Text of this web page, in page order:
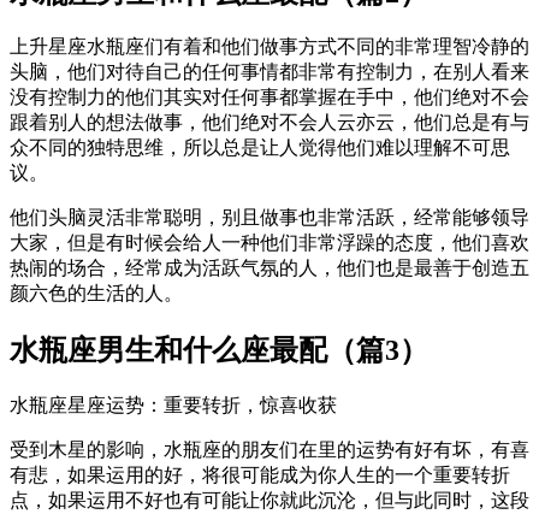
上升星座水瓶座们有着和他们做事方式不同的非常理智冷静的
头脑，他们对待自己的任何事情都非常有控制力，在别人看来
没有控制力的他们其实对任何事都掌握在手中，他们绝对不会
跟着别人的想法做事，他们绝对不会人云亦云，他们总是有与
众不同的独特思维，所以总是让人觉得他们难以理解不可思
议。
他们头脑灵活非常聪明，别且做事也非常活跃，经常能够领导
大家，但是有时候会给人一种他们非常浮躁的态度，他们喜欢
热闹的场合，经常成为活跃气氛的人，他们也是最善于创造五
颜六色的生活的人。
水瓶座男生和什么座最配（篇3）
水瓶座星座运势：重要转折，惊喜收获
受到木星的影响，水瓶座的朋友们在里的运势有好有坏，有喜
有悲，如果运用的好，将很可能成为你人生的一个重要转折
点，如果运用不好也有可能让你就此沉沦，但与此同时，这段